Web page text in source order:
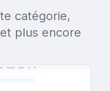
catégorie,
plus encore